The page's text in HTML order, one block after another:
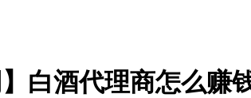
】白酒代理商怎么赚